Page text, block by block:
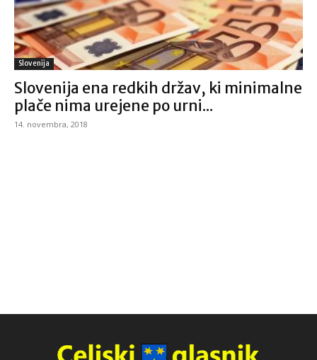
Slovenija
Slovenija ena redkih držav, ki minimalne
plače nima urejene po urni...
14. novembra, 2018